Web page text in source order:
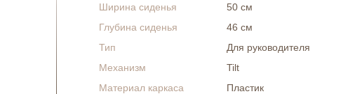
Ширина сиденья
50 см
Глубина сиденья
46 см
Тип
Для руководителя
Механизм
Tilt
Материал каркаса
Пластик